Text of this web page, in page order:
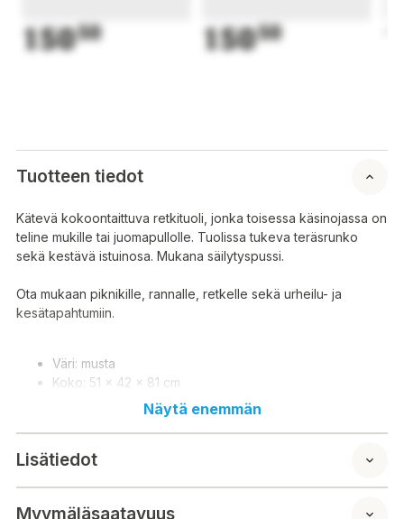
15050 15050
Tuotteen tiedot
Kätevä kokoontaittuva retkituoli, jonka toisessa käsinojassa on
teline mukille tai juomapullolle. Tuolissa tukeva teräsrunko
sekä kestävä istuinosa. Mukana säilytyspussi.
Ota mukaan piknikille, rannalle, retkelle sekä urheilu- ja
kesätapahtumiin.
Väri: musta
Koko: 51 x 42 x 81 cm
Istuinkorkeus: 40 cm
Käyttäjän maksimipaino: 110 kg
Kangas: 600D Oxford-kangas
Runko: muovipinnoitettu musta teräsputki 16 mm / 0,7
Paino: 1,75 kg
Näytä enemmän
Lisätiedot
Myymäläsaatavuus